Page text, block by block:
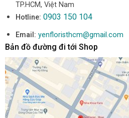
TP.HCM, Việt Nam
Hotline: 0903 150 104
Email: yenfloristhcm@gmail.com
Bản đồ đường đi tới Shop